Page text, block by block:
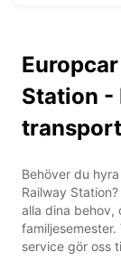
Station -
Behöver du
Railway
alla dina behov,
service gör oss